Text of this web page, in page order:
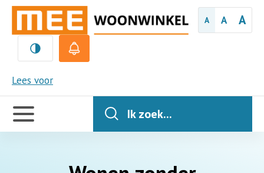
A A A
Lees voor
MEE
Handige
links
Ik zoek...